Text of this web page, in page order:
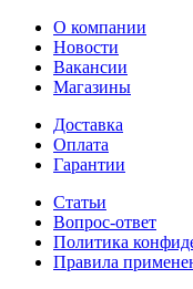
О компании
Новости
Вакансии
Магазины
Доставка
Оплата
Гарантии
Статьи
Вопрос-ответ
Политика
Правила